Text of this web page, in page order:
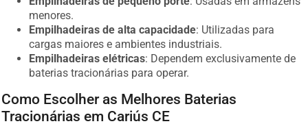
menores.
Empilhadeiras de alta capacidade: Utilizadas para
cargas maiores e ambientes industriais.
Empilhadeiras elétricas: Dependem exclusivamente de
baterias tracionárias para operar.
Como Escolher as Melhores Baterias
Tracionárias em Cariús CE